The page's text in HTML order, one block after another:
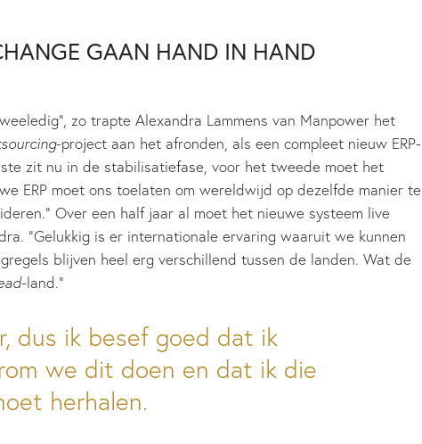
GAAN HAND IN HAND
zo trapte Alexandra Lammens van Manpower het
-project aan het afronden, als een compleet nieuw ERP-
zit nu in de stabilisatiefase, voor het tweede moet het
ERP moet ons toelaten om wereldwijd op dezelfde manier te
Over een half jaar al moet het nieuwe systeem live
“Gelukkig is er internationale ervaring waaruit we kunnen
blijven heel erg verschillend tussen de landen. Wat de
-land.”
dus ik besef goed dat ik
we dit doen en dat ik die
herhalen.